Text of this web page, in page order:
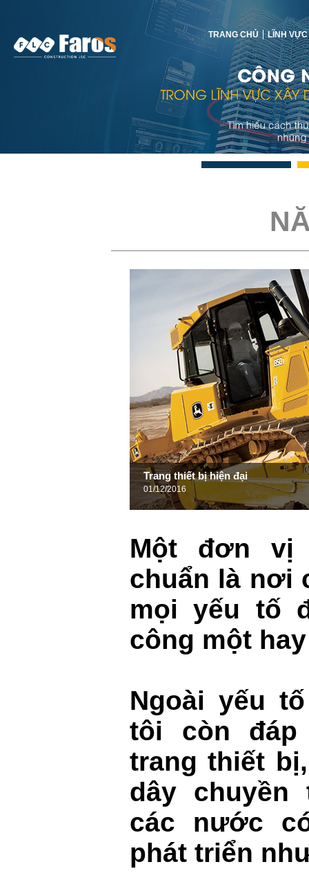
TRANG CHỦ LĨNH
Trang thiết bị hiện đại
01/12/2016
Một đơn vị
chuẩn là nơi
mọi yếu tố
công một
Ngoài yếu
tôi còn
trang thiết
dây
các nước
phát triển